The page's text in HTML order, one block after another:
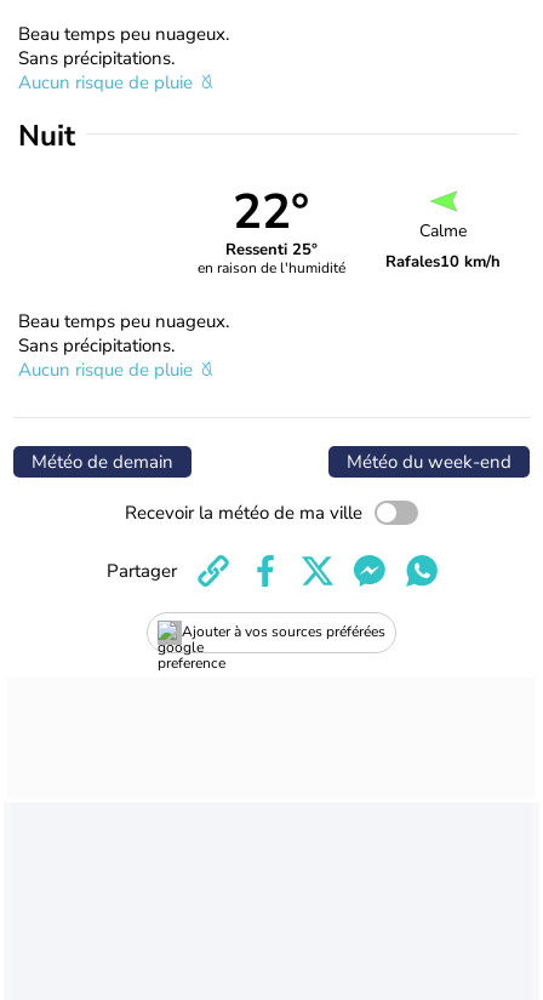
Beau temps peu nuageux.
Sans précipitations.
Aucun risque de pluie
Nuit
22°
Ressenti 25°
en raison de l'humidité
Calme
Rafales10 km/h
Beau temps peu nuageux.
Sans précipitations.
Aucun risque de pluie
Météo de demain Météo du week-end
Recevoir la météo de ma ville
Ajouter à vos sources préférées
Partager